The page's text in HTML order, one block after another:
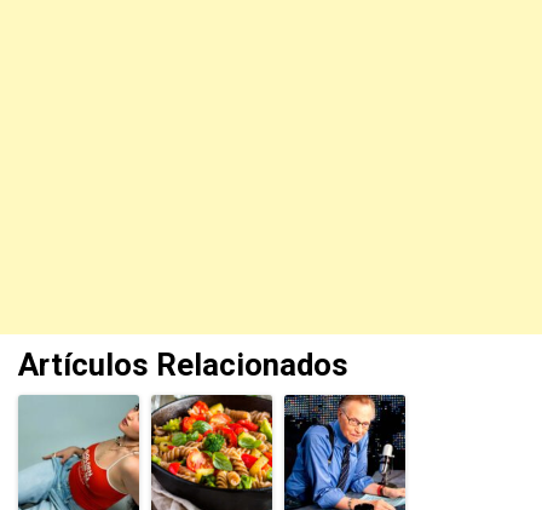
Artículos Relacionados